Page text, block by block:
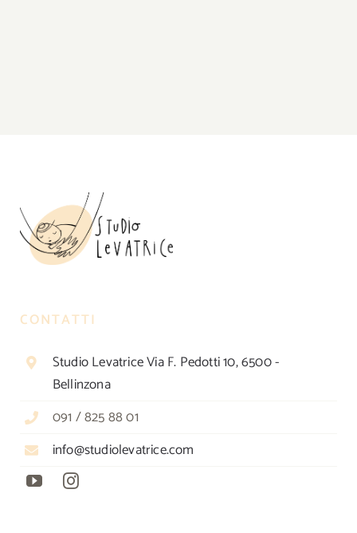
CONTATTI
Studio Levatrice Via F. Pedotti 10, 6500 -
Bellinzona
091 / 825 88 01
info@studiolevatrice.com